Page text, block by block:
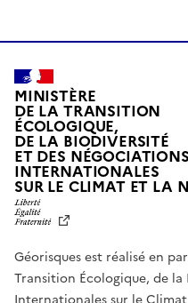
MINISTÈRE
DE LA TRANSITION
ÉCOLOGIQUE,
DE LA BIODIVERSITÉ
ET DES NÉGOCIATIONS
INTERNATIONALES
SUR LE CLIMAT ET LA
Géorisques est réalisé en
Transition Écologique, de